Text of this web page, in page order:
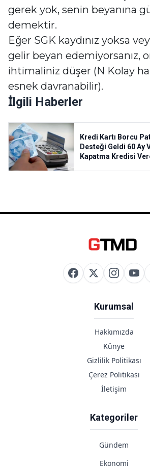
gerek yok, senin beyanına
demektir.
Eğer SGK kaydınız yoksa
gelir beyan edemiyorsanız,
ihtimaliniz düşer (N Kolay
esnek davranabilir).
İlgili Haberler
Kredi Kartı Borcu
Desteği Geldi 60 Ay
Kapatma Kredisi
Kurumsal
Hakkımızda
Künye
Gizlilik Politikası
Çerez Politikası
İletişim
Kategoriler
Gündem
Ekonomi